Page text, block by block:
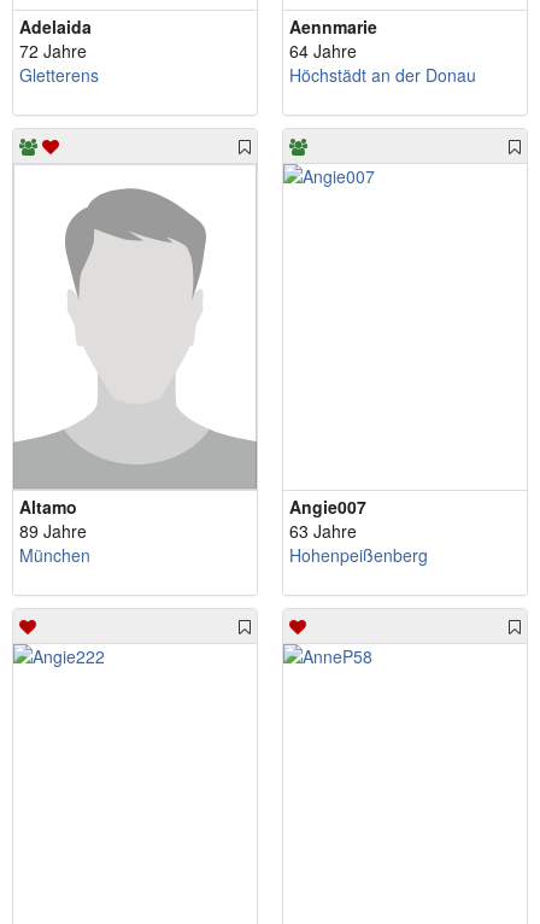
Adelaida
72 Jahre
Gletterens
Aennmarie
64 Jahre
Höchstädt an der Donau
Altamo
89 Jahre
München
Angie007
63 Jahre
Hohenpeißenberg